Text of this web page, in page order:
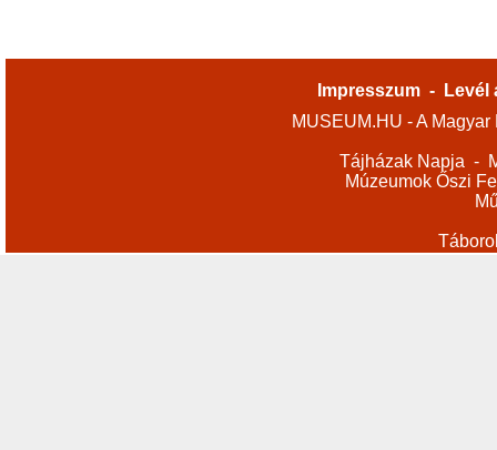
Impresszum -
Levél
MUSEUM.HU - A
Tájházak Napja -
Múzeumok Őszi